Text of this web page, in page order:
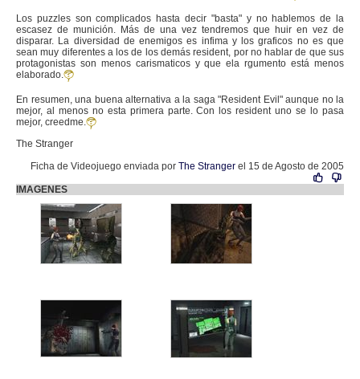
Los puzzles son complicados hasta decir "basta" y no hablemos de la
escasez de munición. Más de una vez tendremos que huir en vez de
disparar. La diversidad de enemigos es infima y los graficos no es que
sean muy diferentes a los de los demás resident, por no hablar de que sus
protagonistas son menos carismaticos y que ela rgumento está menos
elaborado.
En resumen, una buena alternativa a la saga "Resident Evil" aunque no la
mejor, al menos no esta primera parte. Con los resident uno se lo pasa
mejor, creedme.
The Stranger
Ficha de Videojuego enviada por The Stranger el 15 de Agosto de 2005
IMAGENES